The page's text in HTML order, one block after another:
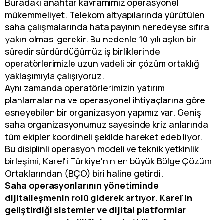
Buradaki anahtar kavramımız operasyonel
mükemmeliyet. Telekom altyapılarında yürütülen
saha çalışmalarında hata payının neredeyse sıfıra
yakın olması gerekir. Bu nedenle 10 yılı aşkın bir
süredir sürdürdüğümüz iş birliklerinde
operatörlerimizle uzun vadeli bir çözüm ortaklığı
yaklaşımıyla çalışıyoruz.
Aynı zamanda operatörlerimizin yatırım
planlamalarına ve operasyonel ihtiyaçlarına göre
esneyebilen bir organizasyon yapımız var. Geniş
saha organizasyonumuz sayesinde kriz anlarında
tüm ekipler koordineli şekilde hareket edebiliyor.
Bu disiplinli operasyon modeli ve teknik yetkinlik
birleşimi, Karel'i Türkiye'nin en büyük Bölge Çözüm
Ortaklarından (BÇO) biri haline getirdi.
Saha operasyonlarının yönetiminde
dijitalleşmenin rolü giderek artıyor. Karel'in
geliştirdiği sistemler ve dijital platformlar